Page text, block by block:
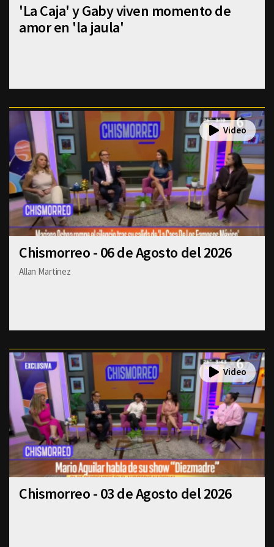
'La Caja' y Gaby viven momento de
amor en 'la jaula'
Chismorreo - 06 de Agosto del 2026
Allan Martinez
Chismorreo - 03 de Agosto del 2026